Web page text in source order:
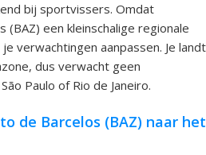
bij sportvissers. Omdat
een kleinschalige regionale
verwachtingen aanpassen. Je landt
dus verwacht geen
Paulo of Rio de Janeiro.
de Barcelos (BAZ) naar het